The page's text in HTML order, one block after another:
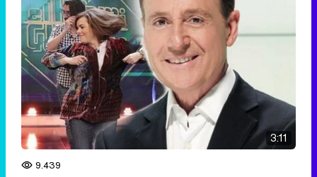
3:11
9.439